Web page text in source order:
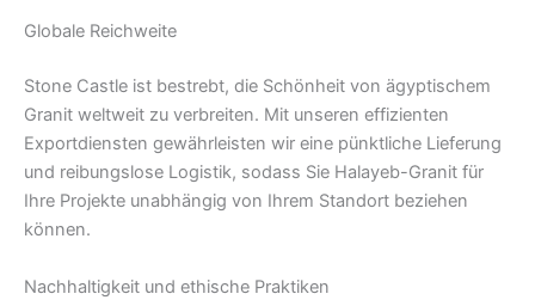
Globale Reichweite
Stone Castle ist bestrebt, die Schönheit von ägyptischem
Granit weltweit zu verbreiten. Mit unseren effizienten
Exportdiensten gewährleisten wir eine pünktliche Lieferung
und reibungslose Logistik, sodass Sie Halayeb-Granit für
Ihre Projekte unabhängig von Ihrem Standort beziehen
können.
Nachhaltigkeit und ethische Praktiken